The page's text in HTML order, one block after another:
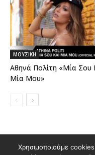
ΜΟΥΣΙΚΗ
Αθηνά Πολίτη «Μία Σου
Μία Μου»
Χρησιμοποιούμε